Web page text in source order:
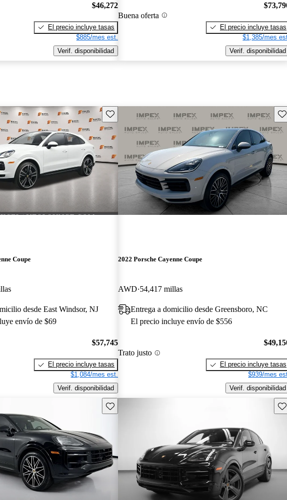
$46,272
El precio incluye tasas
$885/mes est.
Verif. disponibilidad
Buena oferta
El precio incluye tasas
$1,385/mes
Verif. disponibilidad
Guarda este Aviso
Coupe
desde East Windsor, NJ
envío de $69
$57,745
El precio incluye tasas
$1,084/mes est.
Verif. disponibilidad
2022 Porsche Cayenne Coupe
AWD 54,417 millas
Entrega a domicilio desde Greensboro, NC
El precio incluye envío de $556
Trato justo
El precio incluye tasas
$939/mes
Verif. disponibilidad
Guarda este Aviso